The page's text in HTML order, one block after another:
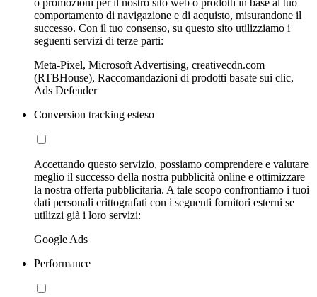
o promozioni per il nostro sito web o prodotti in base al tuo
comportamento di navigazione e di acquisto, misurandone il
successo. Con il tuo consenso, su questo sito utilizziamo i
seguenti servizi di terze parti:
Meta-Pixel, Microsoft Advertising, creativecdn.com
(RTBHouse), Raccomandazioni di prodotti basate sui clic,
Ads Defender
Conversion tracking esteso
Accettando questo servizio, possiamo comprendere e valutare
meglio il successo della nostra pubblicità online e ottimizzare
la nostra offerta pubblicitaria. A tale scopo confrontiamo i tuoi
dati personali crittografati con i seguenti fornitori esterni se
utilizzi già i loro servizi:
Google Ads
Performance